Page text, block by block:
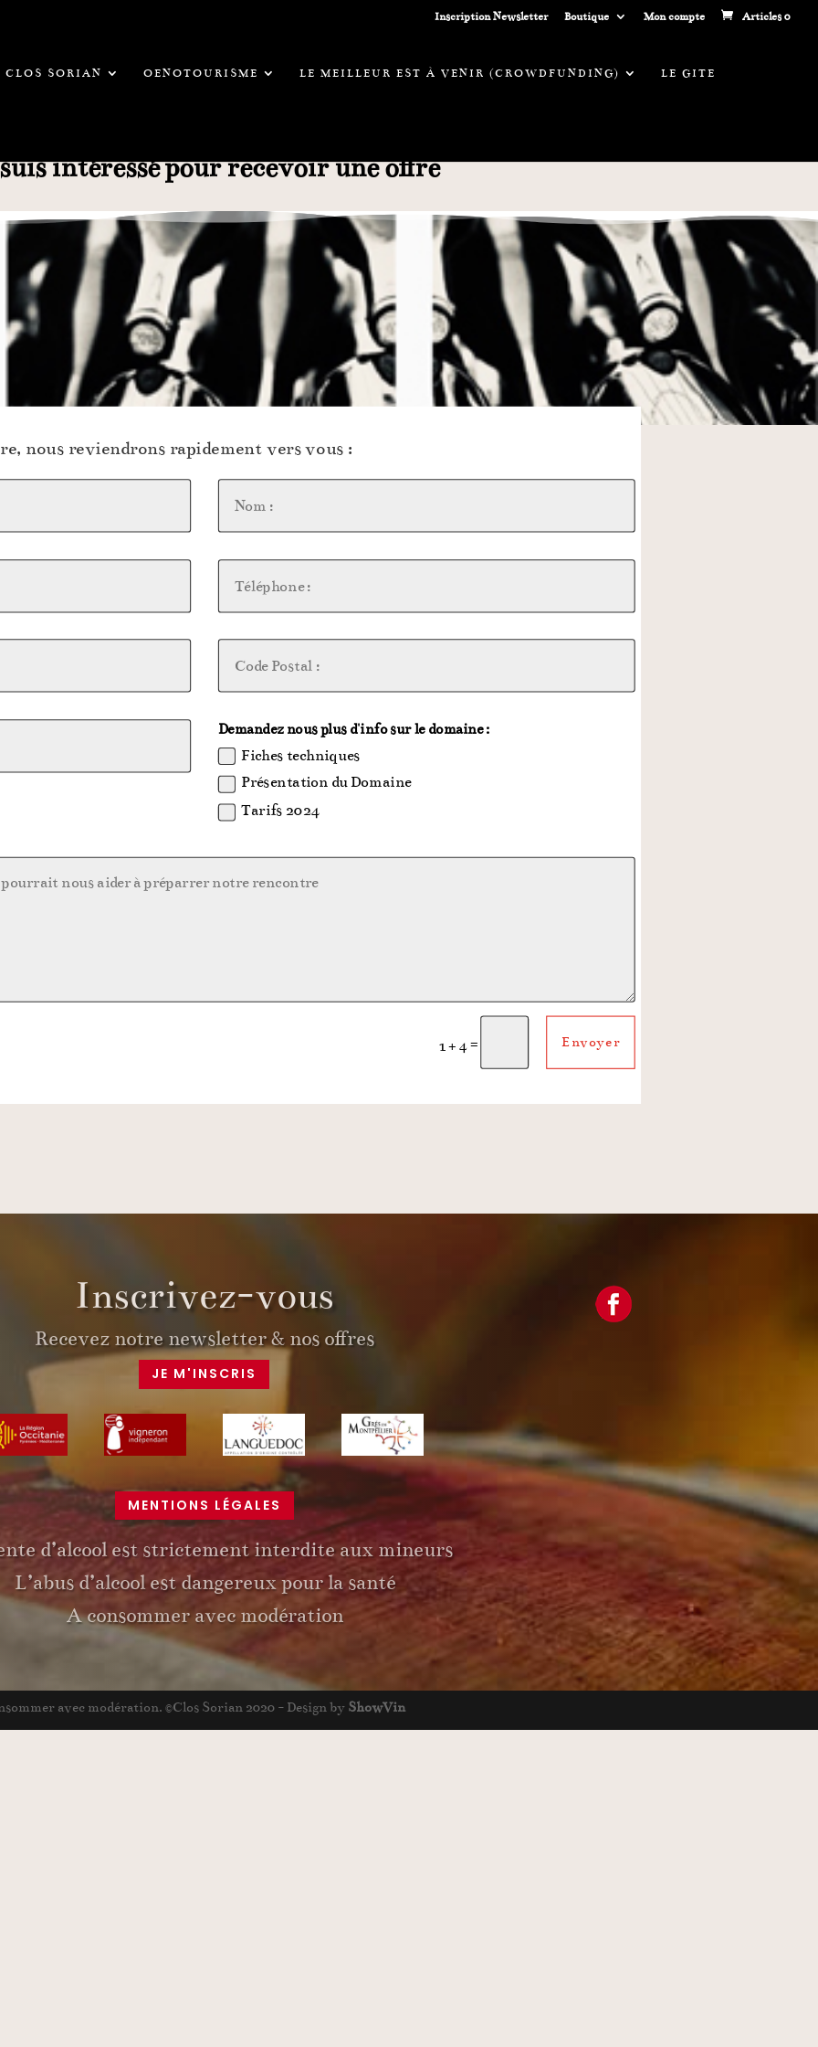
Inscription Newsletter Boutique Mon compte Articles 0
CLOS SORIAN OENOTOURISME LE MEILLEUR EST À VENIR (CROWDFUNDING) LE GITE
intéressé pour recevoir une offre
nous reviendrons rapidement vers vous :
Demandez nous plus d'info sur le domaine :
Fiches techniques
Présentation du Domaine
Tarifs 2024
1 + 4= Envoyer
Inscrivez-vous
Recevez notre newsletter & nos offres
JE M'INSCRIS
MENTIONS LÉGALES
d’alcool est strictement interdite aux mineurs
L’abus d’alcool est dangereux pour la santé
A consommer avec modération
avec modération. ©Clos Sorian 2020 - Design by ShowVin